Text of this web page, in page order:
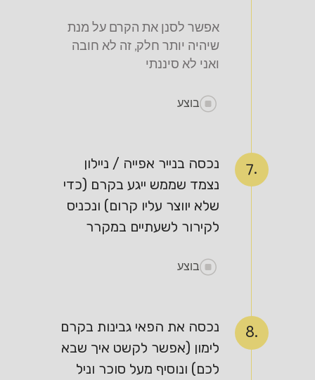
אפשר לסנן את הקרם על מנת
שיהיה יותר חלק, זה לא חובה
ואני לא סיננתי
בוצע
7.
נכסה בנייר אפייה / ניילון
נצמד שממש ייגע בקרם (כדי
שלא יווצר עליו קרום) ונכניס
לקירור לשעתיים במקרר
בוצע
8.
נכסה את הפאי גבינות בקרם
לימון (אפשר לקשט איך שבא
לכם) ונוסיף מעל סוכר וניל